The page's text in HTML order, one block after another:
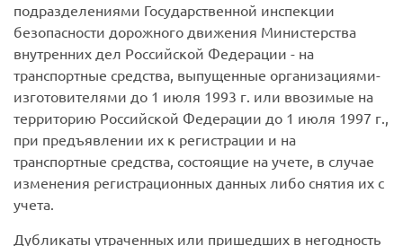
подразделениями Государственной инспекции
безопасности дорожного движения Министерства
внутренних дел Российской Федерации - на
транспортные средства, выпущенные организациями-
изготовителями до 1 июля 1993 г. или ввозимые на
территорию Российской Федерации до 1 июля 1997 г.,
при предъявлении их к регистрации и на
транспортные средства, состоящие на учете, в случае
изменения регистрационных данных либо снятия их с
учета.
Дубликаты утраченных или пришедших в негодность